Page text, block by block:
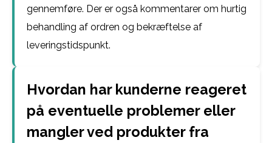
gennemføre. Der er også kommentarer om hurtig
behandling af ordren og bekræftelse af
leveringstidspunkt.
Hvordan har kunderne reageret
på eventuelle problemer eller
mangler ved produkter fra